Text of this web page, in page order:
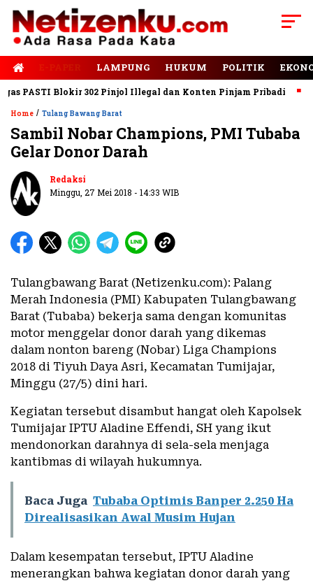
LAMPUNG HUKUM POLITIK
PASTI Blokir 302 Pinjol Illegal dan Konten Pinjam Pribadi
Home / Tulang Bawang Barat
Sambil Nobar Champions, PMI Tubaba
Gelar Donor Darah
Redaksi
Minggu, 27 Mei 2018 - 14:33 WIB
Tulangbawang Barat (Netizenku.com): Palang
Merah Indonesia (PMI) Kabupaten Tulangbawang
Barat (Tubaba) bekerja sama dengan komunitas
motor menggelar donor darah yang dikemas
dalam nonton bareng (Nobar) Liga Champions
2018 di Tiyuh Daya Asri, Kecamatan Tumijajar,
Minggu (27/5) dini hari.
Kegiatan tersebut disambut hangat oleh Kapolsek
Tumijajar IPTU Aladine Effendi, SH yang ikut
mendonorkan darahnya di sela-sela menjaga
kantibmas di wilayah hukumnya.
Baca Juga Tubaba Optimis Banper 2.250 Ha
Direalisasikan Awal Musim Hujan
Dalam kesempatan tersebut, IPTU Aladine
menerangkan bahwa kegiatan donor darah yang